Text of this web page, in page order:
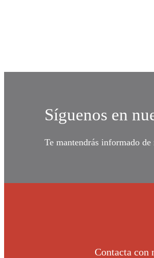
Síguenos en
Te mantendrás informado
Contacta con